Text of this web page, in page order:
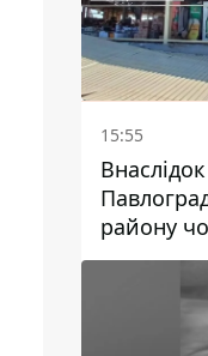
15:55
району
поранень